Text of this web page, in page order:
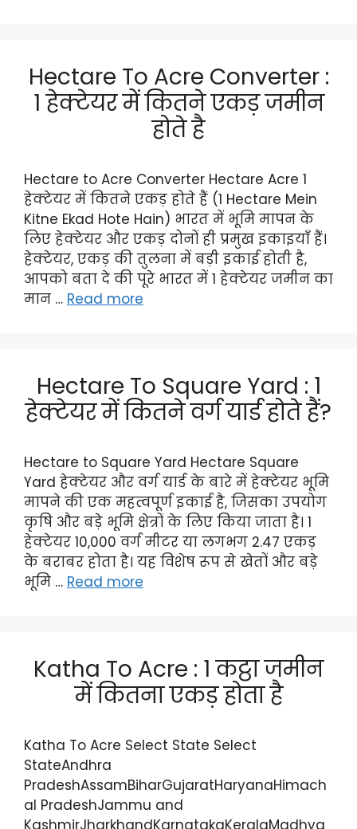
Hectare To Acre Converter :
1 हेक्टेयर में कितने एकड़ जमीन
होते है
Hectare to Acre Converter Hectare Acre 1
हेक्टेयर में कितने एकड़ होते हैं (1 Hectare Mein
Kitne Ekad Hote Hain) भारत में भूमि मापन के
लिए हेक्टेयर और एकड़ दोनों ही प्रमुख इकाइयाँ हैं।
हेक्टेयर, एकड़ की तुलना में बड़ी इकाई होती है,
आपको बता दे की पूरे भारत में 1 हेक्टेयर जमीन का
मान … Read more
Hectare To Square Yard : 1
हेक्टेयर में कितने वर्ग यार्ड होते हैं?
Hectare to Square Yard Hectare Square
Yard हेक्टेयर और वर्ग यार्ड‌ के बारे में हेक्टेयर भूमि
मापने की एक महत्वपूर्ण इकाई है, जिसका उपयोग
कृषि और बड़े भूमि क्षेत्रों के लिए किया जाता है। 1
हेक्टेयर 10,000 वर्ग मीटर या लगभग 2.47 एकड़
के बराबर होता है। यह विशेष रूप से खेतों और बड़े
भूमि … Read more
Katha To Acre : 1 कट्ठा जमीन
में कितना एकड़ होता है
Katha To Acre Select State Select
StateAndhra
PradeshAssamBiharGujaratHaryanaHimach
al PradeshJammu and
KashmirJharkhandKarnatakaKeralaMadhya